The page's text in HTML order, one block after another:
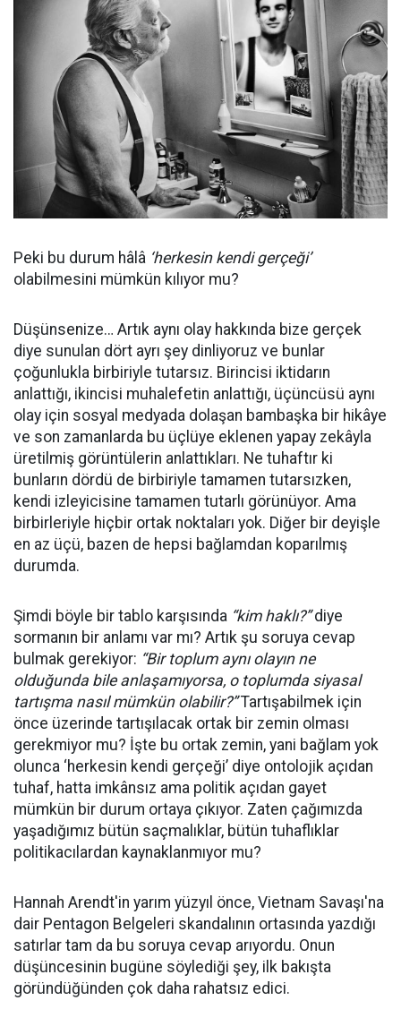
Peki bu durum hâlâ ‘herkesin kendi gerçeği’
olabilmesini mümkün kılıyor mu?
Düşünsenize… Artık aynı olay hakkında bize gerçek
diye sunulan dört ayrı şey dinliyoruz ve bunlar
çoğunlukla birbiriyle tutarsız. Birincisi iktidarın
anlattığı, ikincisi muhalefetin anlattığı, üçüncüsü aynı
olay için sosyal medyada dolaşan bambaşka bir hikâye
ve son zamanlarda bu üçlüye eklenen yapay zekâyla
üretilmiş görüntülerin anlattıkları. Ne tuhaftır ki
bunların dördü de birbiriyle tamamen tutarsızken,
kendi izleyicisine tamamen tutarlı görünüyor. Ama
birbirleriyle hiçbir ortak noktaları yok. Diğer bir deyişle
en az üçü, bazen de hepsi bağlamdan koparılmış
durumda.
Şimdi böyle bir tablo karşısında “kim haklı?”diye
sormanın bir anlamı var mı? Artık şu soruya cevap
bulmak gerekiyor: “Bir toplum aynı olayın ne
olduğunda bile anlaşamıyorsa, o toplumda siyasal
tartışma nasıl mümkün olabilir?”Tartışabilmek için
önce üzerinde tartışılacak ortak bir zemin olması
gerekmiyor mu? İşte bu ortak zemin, yani bağlam yok
olunca ‘herkesin kendi gerçeği’ diye ontolojik açıdan
tuhaf, hatta imkânsız ama politik açıdan gayet
mümkün bir durum ortaya çıkıyor. Zaten çağımızda
yaşadığımız bütün saçmalıklar, bütün tuhaflıklar
politikacılardan kaynaklanmıyor mu?
Hannah Arendt'in yarım yüzyıl önce, Vietnam Savaşı'na
dair Pentagon Belgeleri skandalının ortasında yazdığı
satırlar tam da bu soruya cevap arıyordu. Onun
düşüncesinin bugüne söylediği şey, ilk bakışta
göründüğünden çok daha rahatsız edici.